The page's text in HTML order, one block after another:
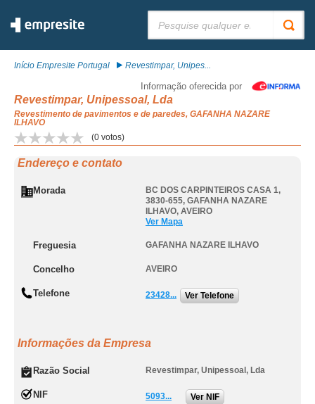
Início Empresite Portugal Revestimpar, Unipes...
Informação oferecida por
Revestimpar, Unipessoal, Lda
Revestimento de pavimentos e de paredes, GAFANHA NAZARE
ILHAVO
(0 votos)
Endereço e contato
Morada
BC DOS CARPINTEIROS CASA 1,
3830-655, GAFANHA NAZARE
ILHAVO, AVEIRO
Ver Mapa
Freguesia GAFANHA NAZARE ILHAVO
Concelho AVEIRO
Telefone 23428... Ver Telefone
Informações da Empresa
Razão Social Revestimpar, Unipessoal, Lda
NIF 5093... Ver NIF